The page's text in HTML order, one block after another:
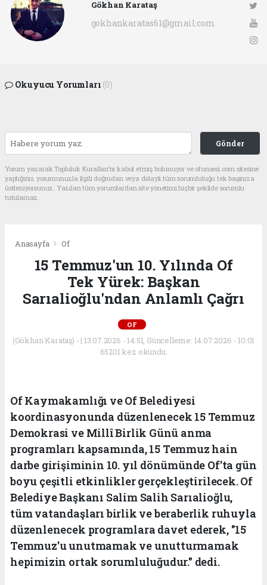
Gökhan Karataş
gokhankaratas61@gmail.com
Okuyucu Yorumları (0)
Gönder
Yorum yazarak Topluluk Kuralları’nı kabul etmiş bulunuyor ve ofunsesi.com sitesine
yaptığınız yorumunuzla ilgili doğrudan veya dolaylı tüm sorumluluğu tek başınıza
üstleniyorsunuz. Yazılan tüm yorumlardan site yönetimi hiçbir şekilde sorumlu
tutulamaz.
Anasayfa Of
15 Temmuz'un 10. Yılında Of
Tek Yürek: Başkan
Sarıalioğlu'ndan Anlamlı Çağrı
OF
(Gökhan Karataş) - | 13.07.2026 - 14:51, Güncelleme: 14.07.2026 - 10:01
65201 kez okundu.
Of Kaymakamlığı ve Of Belediyesi
koordinasyonunda düzenlenecek 15 Temmuz
Demokrasi ve Millî Birlik Günü anma
programları kapsamında, 15 Temmuz hain
darbe girişiminin 10. yıl dönümünde Of'ta gün
boyu çeşitli etkinlikler gerçekleştirilecek. Of
Belediye Başkanı Salim Salih Sarıalioğlu,
tüm vatandaşları birlik ve beraberlik ruhuyla
düzenlenecek programlara davet ederek, "15
Temmuz'u unutmamak ve unutturmamak
hepimizin ortak sorumluluğudur." dedi.